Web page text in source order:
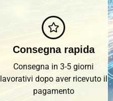
Consegna rapida
Consegna in 3-5 giorni
lavorativi dopo aver ricevuto il
pagamento